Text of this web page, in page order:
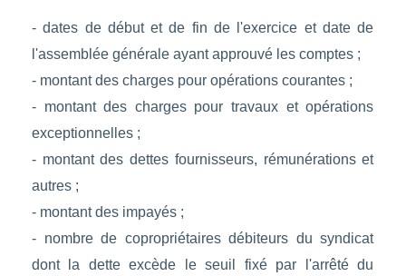
- dates de début et de fin de l'exercice et date de
l'assemblée générale ayant approuvé les comptes ;
- montant des charges pour opérations courantes ;
- montant des charges pour travaux et opérations
exceptionnelles ;
- montant des dettes fournisseurs, rémunérations et
autres ;
- montant des impayés ;
- nombre de copropriétaires débiteurs du syndicat
dont la dette excède le seuil fixé par l'arrêté du